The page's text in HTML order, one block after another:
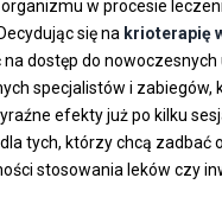
w procesie
się na krioterapię
dostęp do nowoczesnych
specjalistów i zabiegów,
efekty już po kilku
tych, którzy chcą zadbać o
stosowania leków czy